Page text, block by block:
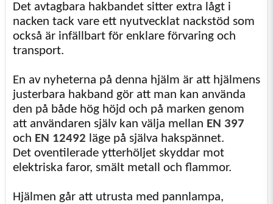
Det avtagbara hakbandet sitter extra lågt i
nacken tack vare ett nyutvecklat nackstöd som
också är infällbart för enklare förvaring och
transport.
En av nyheterna på denna hjälm är att hjälmens
justerbara hakband gör att man kan använda
den på både hög höjd och på marken genom
att användaren själv kan välja mellan EN 397
och EN 12492 läge på själva hakspännet.
Det oventilerade ytterhöljet skyddar mot
elektriska faror, smält metall och flammor.
Hjälmen går att utrusta med pannlampa,